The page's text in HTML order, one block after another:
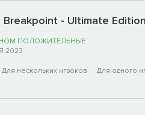
Breakpoint - Ultimate Edition
ПОЛОЖИТЕЛЬНЫЕ
2023
Для нескольких игроков
Для одного